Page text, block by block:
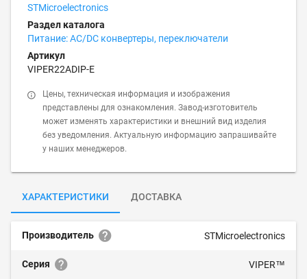
STMicroelectronics
Раздел каталога
Питание: AC/DC конвертеры, переключатели
Артикул
VIPER22ADIP-E
Цены, техническая информация и изображения
представлены для ознакомления. Завод-изготовитель
может изменять характеристики и внешний вид изделия
без уведомления. Актуальную информацию запрашивайте
у наших менеджеров.
ХАРАКТЕРИСТИКИ ДОСТАВКА
Производитель STMicroelectronics
Серия VIPER™